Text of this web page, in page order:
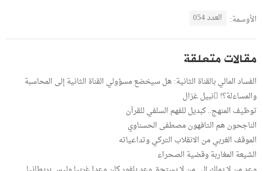
الأوسمة: العدد 054
مقالات متعلقة
الفساد المالي بالقناة الثانية: هل سيخضع مسؤولي القناة الثانية إلى المحاسبة
والمساءلة؟! نبيل غزال
توظيف المنهج.. كبديل للفهم السلفي للقرآن
الناجحون هم التافهون مصطفى الحسناوي
الموقف الغربي من الانقلاب التركي وتداعياته
الشيعة المغاربة وقضية الصحراء